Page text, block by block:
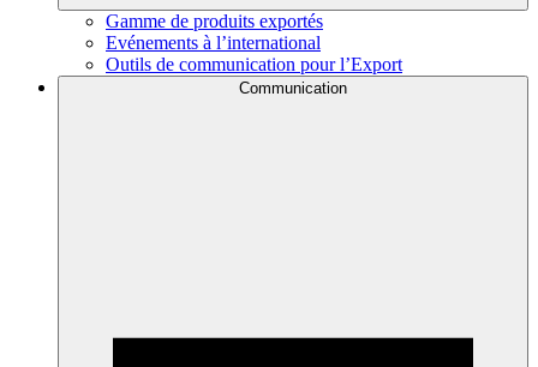
Gamme de produits exportés
Evénements à l’international
Outils de communication pour l’Export
Communication